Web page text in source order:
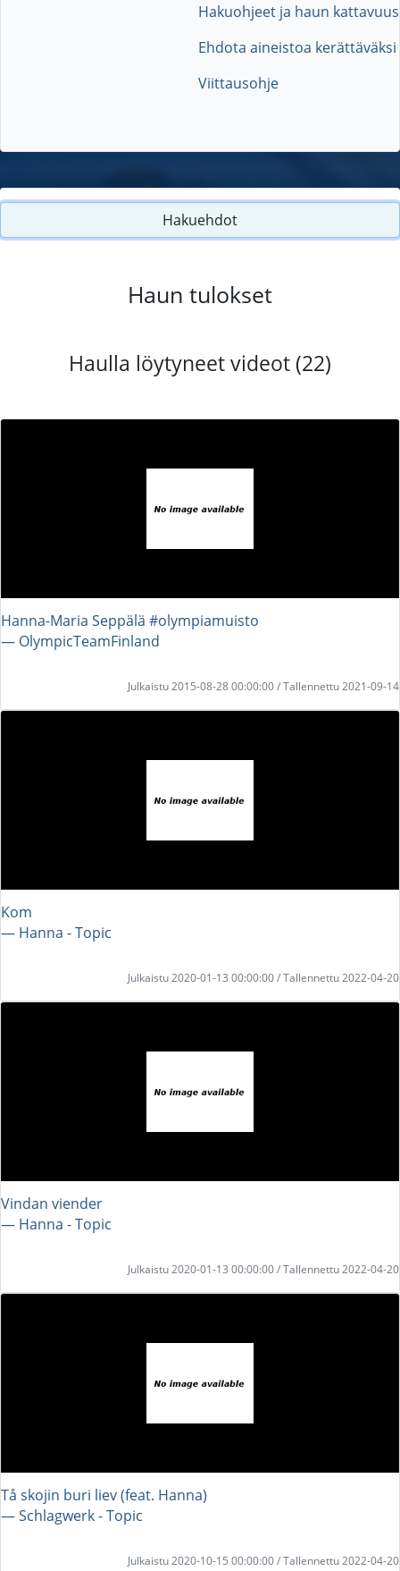
Hakuohjeet ja haun kattavuus
Ehdota aineistoa kerättäväksi
Viittausohje
Hakuehdot
Haun tulokset
Haulla löytyneet videot (22)
Hanna-Maria Seppälä #olympiamuisto
― OlympicTeamFinland
Julkaistu 2015-08-28 00:00:00 / Tallennettu 2021-09-14
Kom
― Hanna - Topic
Julkaistu 2020-01-13 00:00:00 / Tallennettu 2022-04-20
Vindan viender
― Hanna - Topic
Julkaistu 2020-01-13 00:00:00 / Tallennettu 2022-04-20
Tå skojin buri liev (feat. Hanna)
― Schlagwerk - Topic
Julkaistu 2020-10-15 00:00:00 / Tallennettu 2022-04-20